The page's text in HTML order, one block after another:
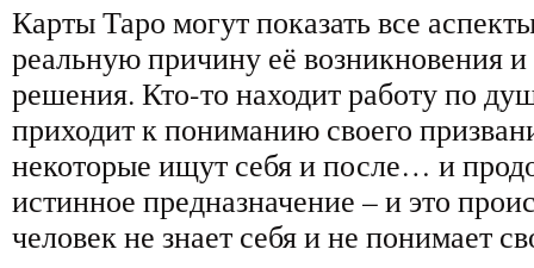
Карты Таро могут показать все
реальную причину её возникновения
решения. Кто-то находит работу по
приходит к пониманию своего
некоторые ищут себя и после… и
истинное предназначение – и это
человек не знает себя и не понимает